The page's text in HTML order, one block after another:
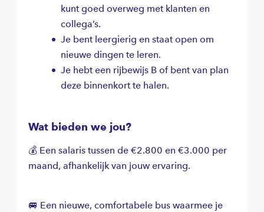
kunt goed overweg met klanten en
collega’s.
Je bent leergierig en staat open om
nieuwe dingen te leren.
Je hebt een rijbewijs B of bent van plan
deze binnenkort te halen.
Wat bieden we jou?
💰 Een salaris tussen de €2.800 en €3.000 per
maand, afhankelijk van jouw ervaring.
🚐 Een nieuwe, comfortabele bus waarmee je